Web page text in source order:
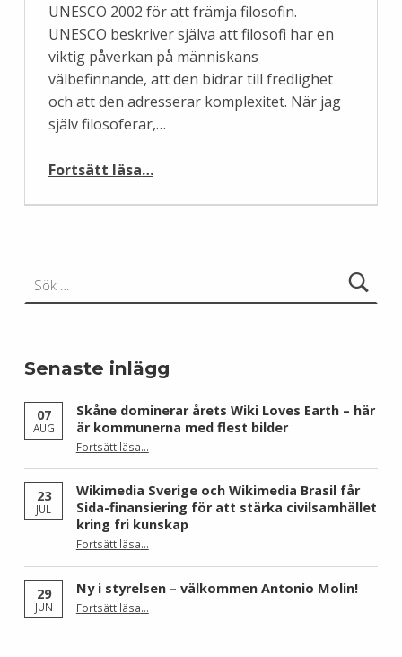
UNESCO 2002 för att främja filosofin.
UNESCO beskriver själva att filosofi har en
viktig påverkan på människans
välbefinnande, att den bidrar till fredlighet
och att den adresserar komplexitet. När jag
själv filosoferar,…
Fortsätt läsa…
Senaste inlägg
07
AUG
Skåne dominerar årets Wiki Loves Earth – här
är kommunerna med flest bilder
Fortsätt läsa“Skåne dominerar årets Wiki Loves Earth – här är kommunerna med flest bilder”
…
23
JUL
Wikimedia Sverige och Wikimedia Brasil får
Sida-finansiering för att stärka civilsamhället
kring fri kunskap
Fortsätt läsa“Wikimedia Sverige och Wikimedia Brasil får Sida-finansiering för att stärka civilsamhället kring fri kunskap”
…
29
JUN
Ny i styrelsen – välkommen Antonio Molin!
Fortsätt läsa“Ny i styrelsen – välkommen Antonio Molin!”
…